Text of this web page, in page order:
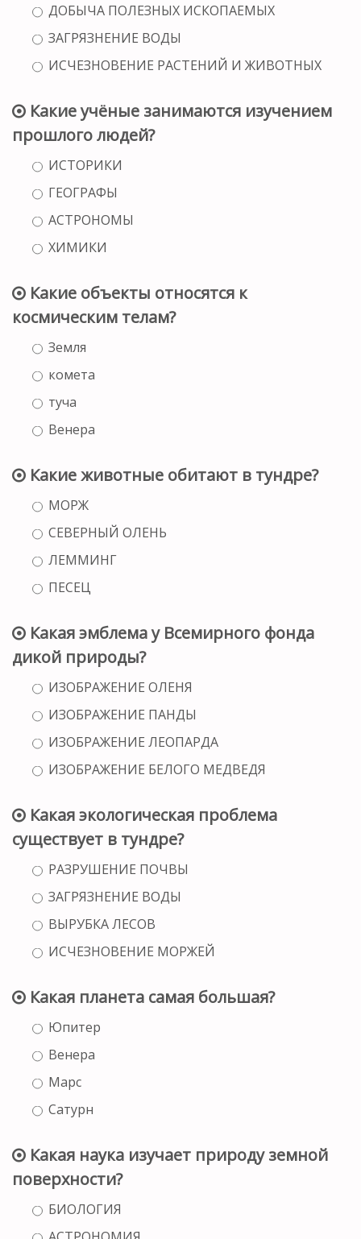
ДОБЫЧА ПОЛЕЗНЫХ ИСКОПАЕМЫХ
ЗАГРЯЗНЕНИЕ ВОДЫ
ИСЧЕЗНОВЕНИЕ РАСТЕНИЙ И ЖИВОТНЫХ
Какие учёные занимаются изучением
прошлого людей?
ИСТОРИКИ
ГЕОГРАФЫ
АСТРОНОМЫ
ХИМИКИ
Какие объекты относятся к
космическим телам?
Земля
комета
туча
Венера
Какие животные обитают в тундре?
МОРЖ
СЕВЕРНЫЙ ОЛЕНЬ
ЛЕММИНГ
ПЕСЕЦ
Какая эмблема у Всемирного фонда
дикой природы?
ИЗОБРАЖЕНИЕ ОЛЕНЯ
ИЗОБРАЖЕНИЕ ПАНДЫ
ИЗОБРАЖЕНИЕ ЛЕОПАРДА
ИЗОБРАЖЕНИЕ БЕЛОГО МЕДВЕДЯ
Какая экологическая проблема
существует в тундре?
РАЗРУШЕНИЕ ПОЧВЫ
ЗАГРЯЗНЕНИЕ ВОДЫ
ВЫРУБКА ЛЕСОВ
ИСЧЕЗНОВЕНИЕ МОРЖЕЙ
Какая планета самая большая?
Юпитер
Венера
Марс
Сатурн
Какая наука изучает природу земной
поверхности?
БИОЛОГИЯ